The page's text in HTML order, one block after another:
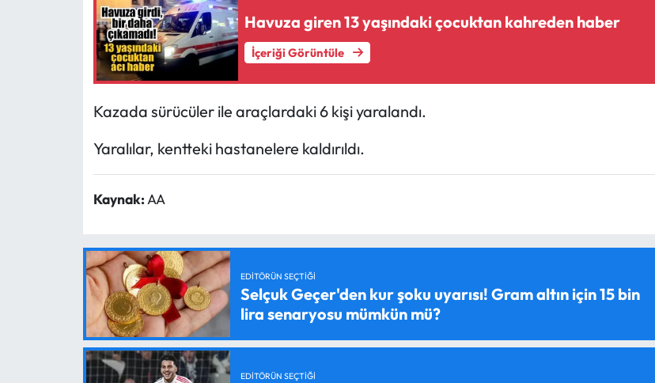
Havuza giren 13 yaşındaki çocuktan kahreden haber
İçeriği Görüntüle
Kazada sürücüler ile araçlardaki 6 kişi yaralandı.
Yaralılar, kentteki hastanelere kaldırıldı.
Kaynak:AA
EDITÖRÜN SEÇTIĞI
Selçuk Geçer'den kur şoku uyarısı! Gram altın için 15 bin
lira senaryosu mümkün mü?
EDITÖRÜN SEÇTIĞI